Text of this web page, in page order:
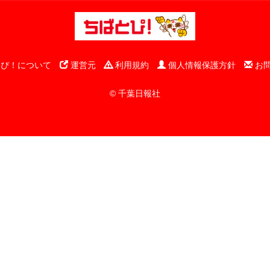
！について 運営元 利用規約 個人情報保護方針 お
© 千葉日報社